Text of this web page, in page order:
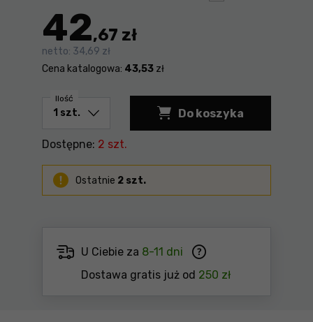
42,67 zł
netto: 34,69 zł
Cena katalogowa: 43,53 zł
Ilość
Do koszyka
Węże
Dostępne: 2 szt.
Ostatnie 2 szt.
U Ciebie za 8-11 dni
Dostawa gratis już od 250 zł